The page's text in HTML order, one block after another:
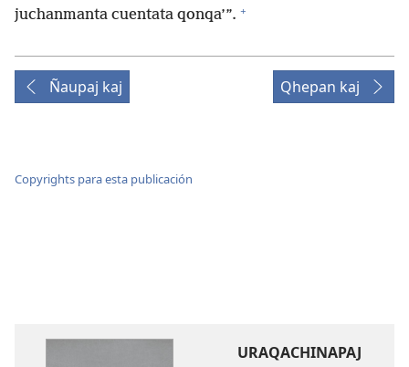
juchanmanta cuentata qonqa’”. +
Ñaupaj kaj Qhepan kaj
Copyrights para esta publicación
URAQACHINAPAJ